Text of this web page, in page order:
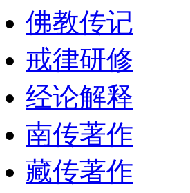
佛教传记
戒律研修
经论解释
南传著作
藏传著作